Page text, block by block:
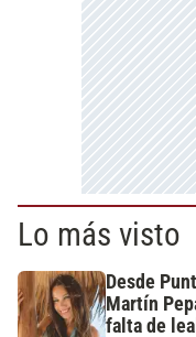
Lo más visto
Desde
Martín
falta de